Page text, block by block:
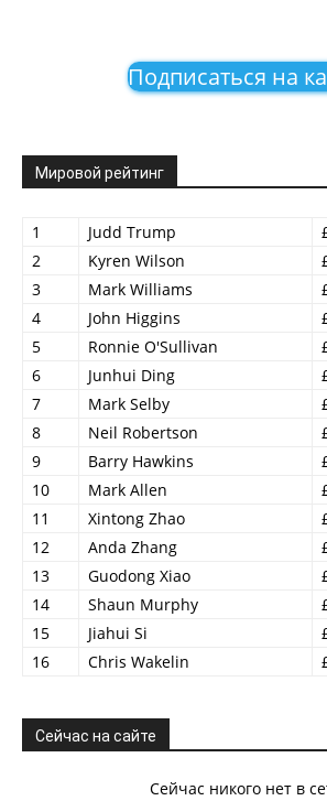
Подписаться на
Мировой рейтинг
1 Judd Trump
2
Kyren Wilson
3
Mark Williams
4
John Higgins
5
Ronnie O'Sullivan
6
Junhui Ding
7
Mark Selby
8
Neil Robertson
9
Barry Hawkins
10
Mark Allen
11
Xintong Zhao
12
Anda Zhang
13
Guodong Xiao
14
Shaun Murphy
15
Jiahui Si
16
Chris Wakelin
Сейчас на сайте
Сейчас никого нет в